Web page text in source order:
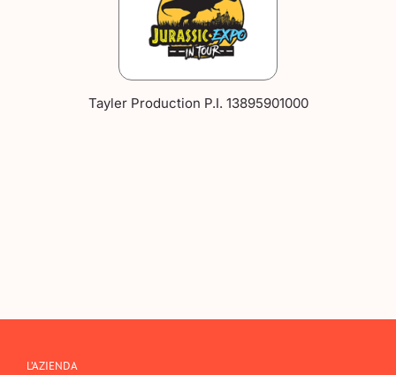
Tayler Production P.I. 13895901000
L’AZIENDA